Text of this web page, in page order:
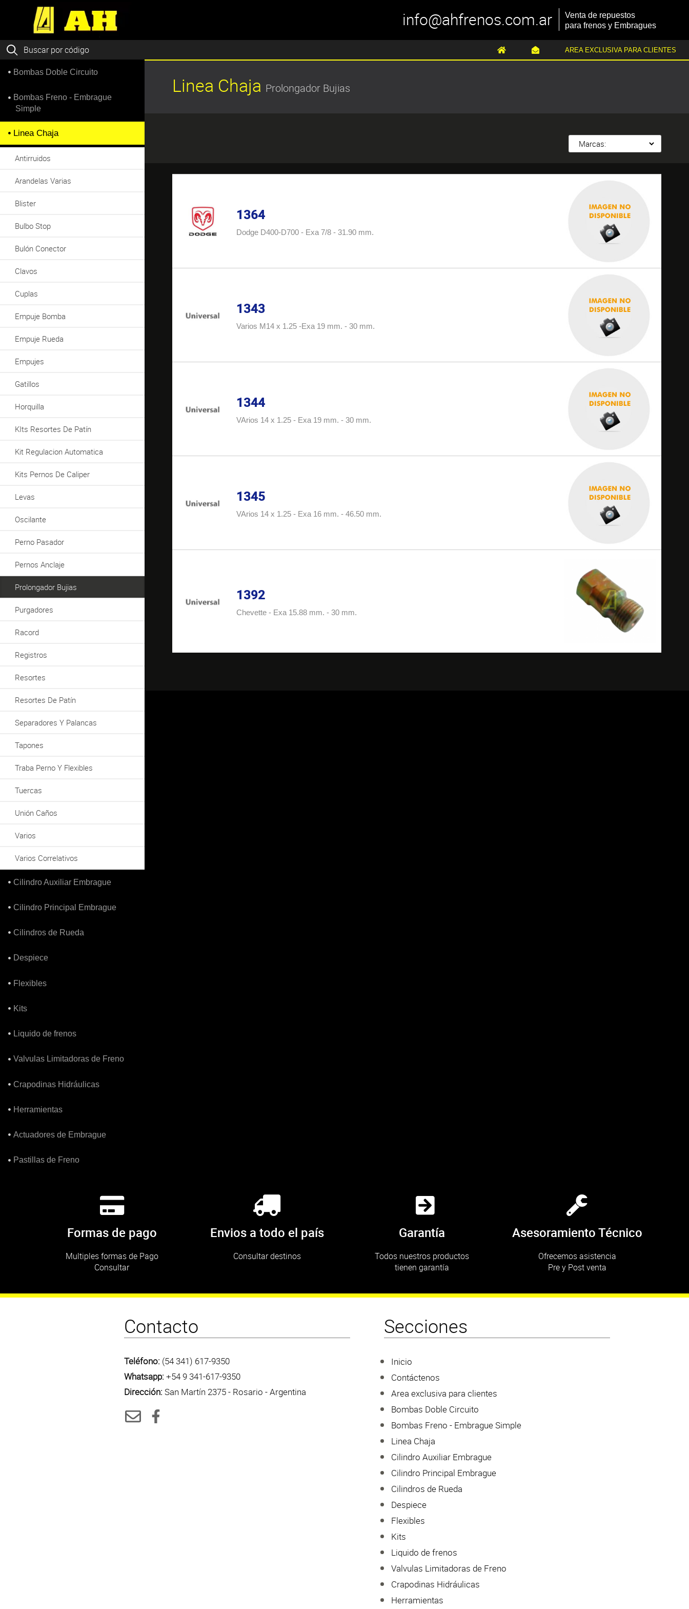
info@ahfrenos.com.ar
Venta de repuestos
para frenos y Embragues
Bombas Doble Circuito
Bombas Freno - Embrague
Simple
Linea Chaja
Antirruidos
Arandelas Varias
Blister
Bulbo Stop
Bulón Conector
Clavos
Cuplas
Empuje Bomba
Empuje Rueda
Empujes
Gatillos
Horquilla
KIts Resortes De Patín
Kit Regulacion Automatica
Kits Pernos De Caliper
Levas
Oscilante
Perno Pasador
Pernos Anclaje
Prolongador Bujias
Purgadores
Racord
Registros
Resortes
Resortes De Patín
Separadores Y Palancas
Tapones
Traba Perno Y Flexibles
Tuercas
Unión Caños
Varios
Varios Correlativos
Cilindro Auxiliar Embrague
Cilindro Principal Embrague
Cilindros de Rueda
Despiece
Flexibles
Kits
Liquido de frenos
Valvulas Limitadoras de Freno
Crapodinas Hidráulicas
Herramientas
Actuadores de Embrague
Pastillas de Freno
AREA EXCLUSIVA PARA CLIENTES
Linea Chaja Prolongador Bujias
1364
Dodge D400-D700 - Exa 7/8 - 31.90 mm.
1343
Varios M14 x 1.25 -Exa 19 mm. - 30 mm.
1344
VArios 14 x 1.25 - Exa 19 mm. - 30 mm.
1345
VArios 14 x 1.25 - Exa 16 mm. - 46.50 mm.
1392
Chevette - Exa 15.88 mm. - 30 mm.
Formas de pago
Multiples formas de Pago
Consultar
Envios a todo el país
Consultar destinos
Garantía
Todos nuestros productos
tienen garantía
Asesoramiento Técnico
Ofrecemos asistencia
Pre y Post venta
Contacto
Teléfono: (54 341) 617-9350
Whatsapp: +54 9 341-617-9350
Dirección: San Martín 2375 - Rosario - Argentina
Secciones
Inicio
Contáctenos
Area exclusiva para clientes
Bombas Doble Circuito
Bombas Freno - Embrague Simple
Linea Chaja
Cilindro Auxiliar Embrague
Cilindro Principal Embrague
Cilindros de Rueda
Despiece
Flexibles
Kits
Liquido de frenos
Valvulas Limitadoras de Freno
Crapodinas Hidráulicas
Herramientas